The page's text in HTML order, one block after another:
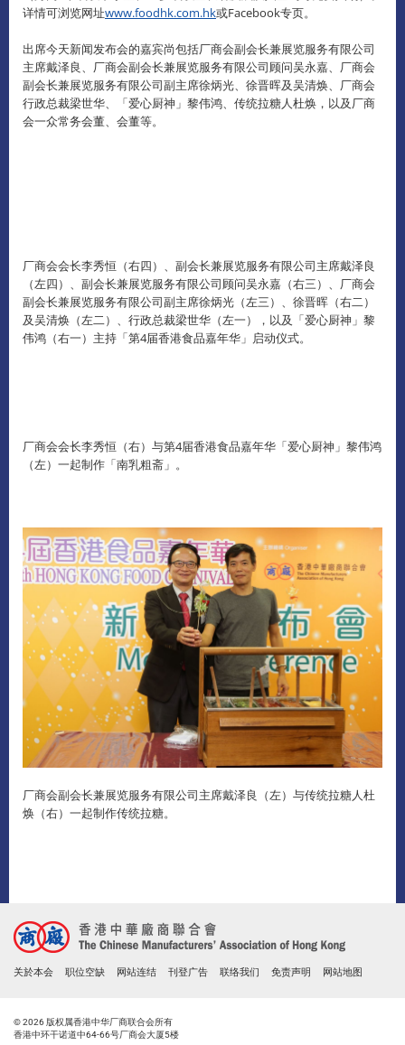
详情可浏览网址www.foodhk.com.hk或Facebook专页。
出席今天新闻发布会的嘉宾尚包括厂商会副会长兼展览服务有限公司
主席戴泽良、厂商会副会长兼展览服务有限公司顾问吴永嘉、厂商会
副会长兼展览服务有限公司副主席徐炳光、徐晋晖及吴清焕、厂商会
行政总裁梁世华、「爱心厨神」黎伟鸿、传统拉糖人杜焕，以及厂商
会一众常务会董、会董等。
厂商会会长李秀恒（右四）、副会长兼展览服务有限公司主席戴泽良
（左四）、副会长兼展览服务有限公司顾问吴永嘉（右三）、厂商会
副会长兼展览服务有限公司副主席徐炳光（左三）、徐晋晖（右二）
及吴清焕（左二）、行政总裁梁世华（左一），以及「爱心厨神」黎
伟鸿（右一）主持「第4届香港食品嘉年华」启动仪式。
厂商会会长李秀恒（右）与第4届香港食品嘉年华「爱心厨神」黎伟鸿
（左）一起制作「南乳粗斋」。
厂商会副会长兼展览服务有限公司主席戴泽良（左）与传统拉糖人杜
焕（右）一起制作传统拉糖。
关於本会 职位空缺 网站连结 刊登广告 联络我们 免责声明 网站地图
© 2026 版权属香港中华厂商联合会所有
香港中环干诺道中64-66号厂商会大厦5楼